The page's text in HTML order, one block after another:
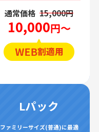
通常価格 15,000円
10,000円～
Lパック
ファミリーサイズ(普通)に最適